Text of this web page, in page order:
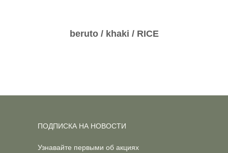
beruto / khaki / RICE
Узнавайте первыми об акциях
ПОДПИСКА НА НОВОСТИ